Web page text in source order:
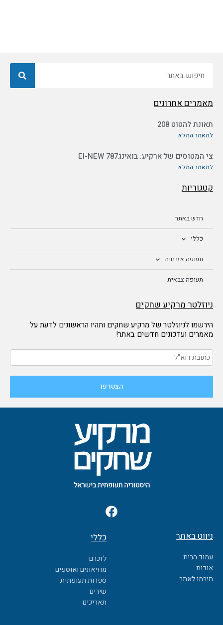
מאמרים אחרונים
תאונת להטוט 208
למאמר המלא
צי המטוסים של ארקיע: בואינג787 EI-NEW
למאמר המלא
קטגוריות
חדש באתר
כללי
תעופה אזרחית
תעופה צבאית
ניוזלטר מרקיע שחקים
הירשמו לניוזלטר של מרקיע שחקים ותהיו הראשונים לדעת על
מאמרים ועדכונים חדשים באתר!
F
a
e
b
o
o
k
ניווט באתר
עמוד הבית
אודות
תירמו לאתר
כללי
לזכרם
מוזיאונים ואוספים
ספרות תעופתית
שירים
תאריכים